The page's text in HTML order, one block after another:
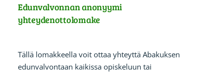
Edunvalvonnan anonyymi
yhteydenottolomake
Tällä lomakkeella voit ottaa yhteyttä Abakuksen
edunvalvontaan kaikissa opiskeluun tai